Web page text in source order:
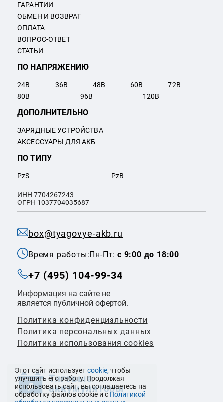
box@tyagovye-akb.ru
Время работы:Пн-Пт:с 9:00 до 18:00
+7 (495) 104-99-34
Информация на сайте не
является публичной офертой.
Политика конфиденциальности
Политикa персональных данных
Политика использования cookies
ГАРАНТИИ
ОБМЕН И ВОЗВРАТ
ОПЛАТА
ВОПРОС-ОТВЕТ
СТАТЬИ
ПО НАПРЯЖЕНИЮ
24В 36В 48В 60В 72В
80В 96В 120В
ПО ТИПУ
PzS PzB
ДОПОЛНИТЕЛЬНО
ЗАРЯДНЫЕ УСТРОЙСТВА
АКСЕССУАРЫ ДЛЯ АКБ
ИНН 7704267243
ОГРН 1037704035687
Этот сайт используетcookie, чтобы
улучшить его работу. Продолжая
использовать сайт, вы соглашаетесь на
обработку файлов cookie и с Политикой